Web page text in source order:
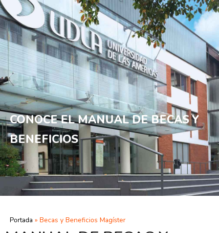
CONOCE EL MANUAL DE BECAS Y
BENEFICIOS
Portada » Becas y Beneficios Magíster